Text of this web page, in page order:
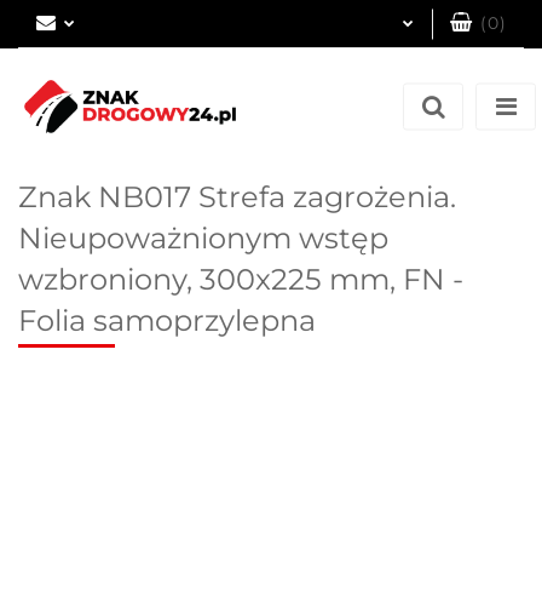
(0)
Znak NB017 Strefa zagrożenia.
Nieupoważnionym wstęp
wzbroniony, 300x225 mm, FN -
Folia samoprzylepna